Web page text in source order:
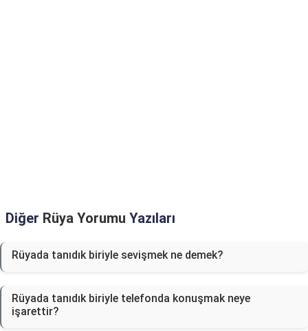
Diğer Rüya Yorumu Yazıları
Rüyada tanıdık biriyle sevişmek ne demek?
Rüyada tanıdık biriyle telefonda konuşmak neye
işarettir?